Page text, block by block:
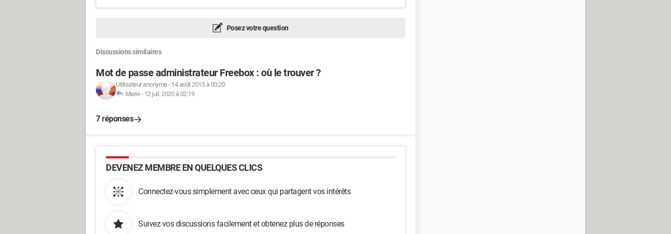
Posez votre question
Discussions similaires
Mot de passe administrateur Freebox : où le trouver ?
Utilisateur anonyme- 14 août 2015 à 00:20
Marie- 12 juil. 2020 à 02:19
7 réponses
DEVENEZ MEMBRE EN QUELQUES CLICS
Connectez-vous simplement avec ceux qui partagent vos intérêts
Suivez vos discussions facilement et obtenez plus de réponses